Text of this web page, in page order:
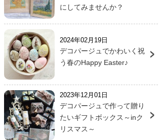
にしてみませんか？
2024年02月19日
デコパージュでかわいく祝
う春のHappy Easter♪
2023年12月01日
デコパージュで作って贈り
たいギフトボックス～inク
リスマス～